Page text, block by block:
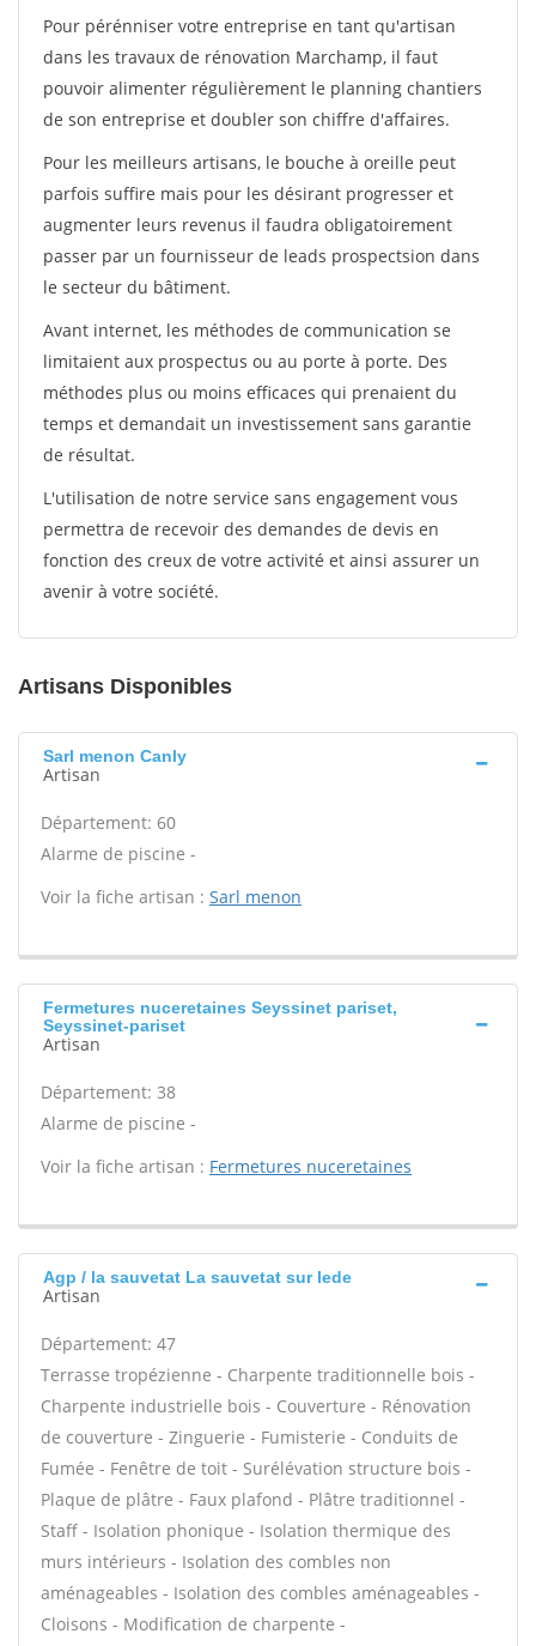
Pour pérénniser votre entreprise en tant qu'artisan
dans les travaux de rénovation Marchamp, il faut
pouvoir alimenter régulièrement le planning chantiers
de son entreprise et doubler son chiffre d'affaires.
Pour les meilleurs artisans, le bouche à oreille peut
parfois suffire mais pour les désirant progresser et
augmenter leurs revenus il faudra obligatoirement
passer par un fournisseur de leads prospectsion dans
le secteur du bâtiment.
Avant internet, les méthodes de communication se
limitaient aux prospectus ou au porte à porte. Des
méthodes plus ou moins efficaces qui prenaient du
temps et demandait un investissement sans garantie
de résultat.
L'utilisation de notre service sans engagement vous
permettra de recevoir des demandes de devis en
fonction des creux de votre activité et ainsi assurer un
avenir à votre société.
Artisans Disponibles
Sarl menon Canly
Artisan
Département: 60
Alarme de piscine -
Voir la fiche artisan : Sarl menon
Fermetures nuceretaines Seyssinet pariset,
Seyssinet-pariset
Artisan
Département: 38
Alarme de piscine -
Voir la fiche artisan : Fermetures nuceretaines
Agp / la sauvetat La sauvetat sur lede
Artisan
Département: 47
Terrasse tropézienne - Charpente traditionnelle bois -
Charpente industrielle bois - Couverture - Rénovation
de couverture - Zinguerie - Fumisterie - Conduits de
Fumée - Fenêtre de toit - Surélévation structure bois -
Plaque de plâtre - Faux plafond - Plâtre traditionnel -
Staff - Isolation phonique - Isolation thermique des
murs intérieurs - Isolation des combles non
aménageables - Isolation des combles aménageables -
Cloisons - Modification de charpente -